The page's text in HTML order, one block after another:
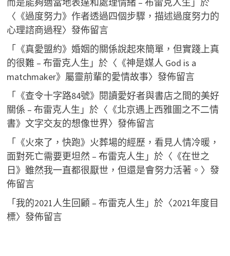
〈 《過度努力》作者透過四個步驟，描述過度努力的
心理諮商過程〉發佈留言
「 《真愛盟約》婚姻的關係說起來簡單，但實踐上真
的很難 – 布雷克人生 」於〈 《神是媒人 God is a
matchmaker》屬靈前輩的愛情故事〉發佈留言
「 《查令十字路84號》閱讀愛好者與書店之間的美好
關係 – 布雷克人生 」於〈 《北京遇上西雅圖之不二情
書》文字交友的想像世界〉發佈留言
「 《火來了，快跑》火葬場的經歷，看見人情冷暖，
面對死亡需要更坦然 – 布雷克人生 」於〈 《在世之
日》雖然我一直都很厭世，但還是會努力活著。 〉發
佈留言
「我的2021人生回顧 – 布雷克人生 」於〈2021年度目
標〉發佈留言